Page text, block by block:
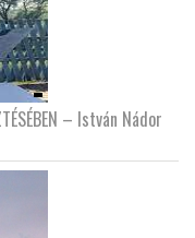
– István Nádor